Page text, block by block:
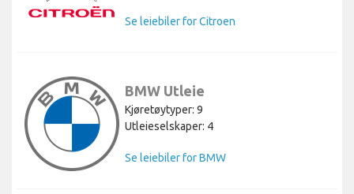
Se leiebiler for Citroen
BMW Utleie
Kjøretøytyper: 9
Utleieselskaper: 4
Se leiebiler for BMW